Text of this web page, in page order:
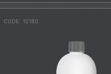
CODE: 10180